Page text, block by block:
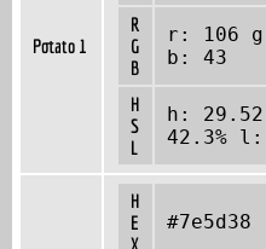
Potato 1
R
G
B
r: 106
b: 43
H
S
L
h:
42.3% l:
H
E
X
#7e5d38